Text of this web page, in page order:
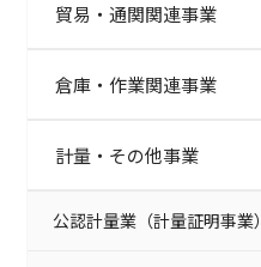
貿易・通関関連事業
倉庫・作業関連事業
計量・その他事業
公認計量業（計量証明事業）